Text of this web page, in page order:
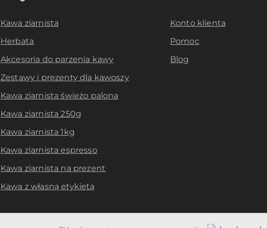
Kawa ziarnista
Herbata
Akcesoria do parzenia kawy
Zestawy i prezenty dla kawoszy
Kawa ziarnista świeżo palona
Kawa ziarnista 250g
Kawa ziarnista 1kg
Kawa ziarnista espresso
Kawa ziarnista na prezent
Kawa z własną etykietą
Konto klienta
Pomoc
Blog